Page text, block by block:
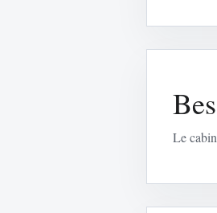
Le